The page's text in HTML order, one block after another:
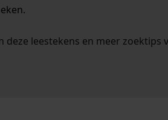
deze leestekens en meer zoektips